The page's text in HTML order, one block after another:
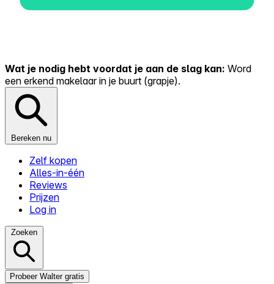
Wat je nodig hebt voordat je aan de slag kan: Word
een erkend makelaar in je buurt (grapje).
Bereken nu
Zelf kopen
Alles-in-één
Reviews
Prijzen
Log in
Zoeken
Probeer Walter gratis